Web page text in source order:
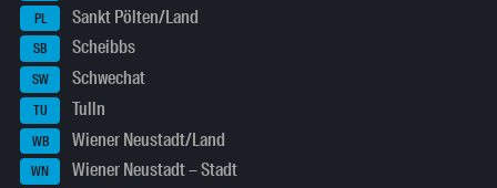
PL Sankt Pölten/Land
SB Scheibbs
SW Schwechat
TU Tulln
WB Wiener Neustadt/Land
WN Wiener Neustadt – Stadt